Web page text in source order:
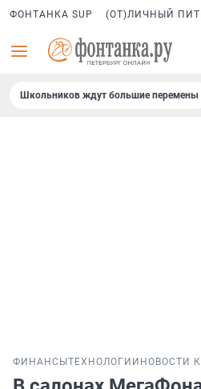
ФОНТАНКА SUP (ОТ)ЛИЧНЫЙ
Школьников ждут большие перемены
ФИНАНСЫ ТЕХНОЛОГИИ НОВОСТИ